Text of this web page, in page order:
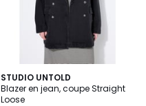
STUDIO UNTOLD
Blazer en jean, coupe Straight
Loose